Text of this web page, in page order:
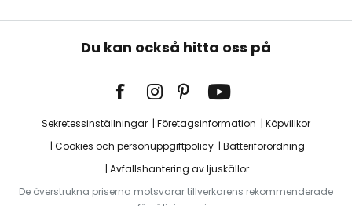
Du kan också hitta oss på
Sekretessinställningar Företagsinformation
Köpvillkor
Cookies och personuppgiftpolicy
Batteriförordning
Avfallshantering av ljuskällor
De överstrukna priserna motsvarar tillverkarens rekommenderade